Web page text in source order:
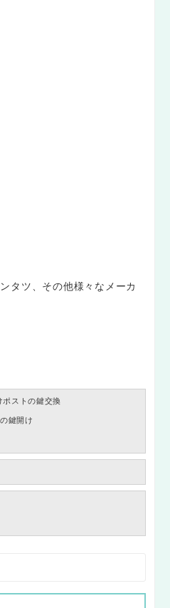
タツ、その他様々なメーカ
ポストの鍵交換
鍵開け